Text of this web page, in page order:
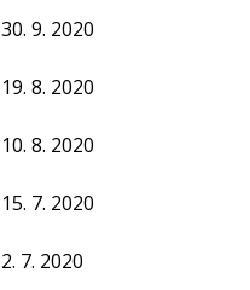
30. 9. 2020
19. 8. 2020
10. 8. 2020
15. 7. 2020
2. 7. 2020